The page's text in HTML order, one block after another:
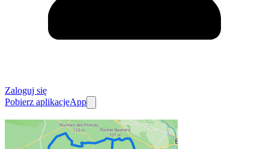
Zaloguj się
Pobierz aplikacjęApp